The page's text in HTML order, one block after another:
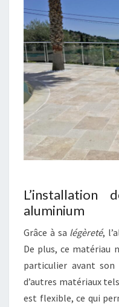
L’installation
aluminium
Grâce à sa légèreté,
De plus, ce matériau
particulier avant
d’autres matériaux
est flexible, ce qui